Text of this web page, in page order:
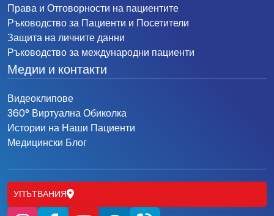
Права и Отговорности на пациентите
Ръководство за Пациенти и Посетители
Защита на личните данни
Ръководство за международни пациенти
Медии и контакти
Видеоклипове
360° Виртуална Обиколка
Истории на Наши Пациенти
Медицински Блог
УПЪТВАНИЯ